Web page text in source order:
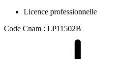
Licence professionnelle
Code Cnam : LP11502B